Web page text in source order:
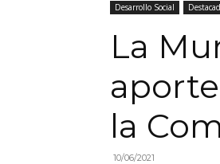
Desarrollo Social
La
la
10/06/2021